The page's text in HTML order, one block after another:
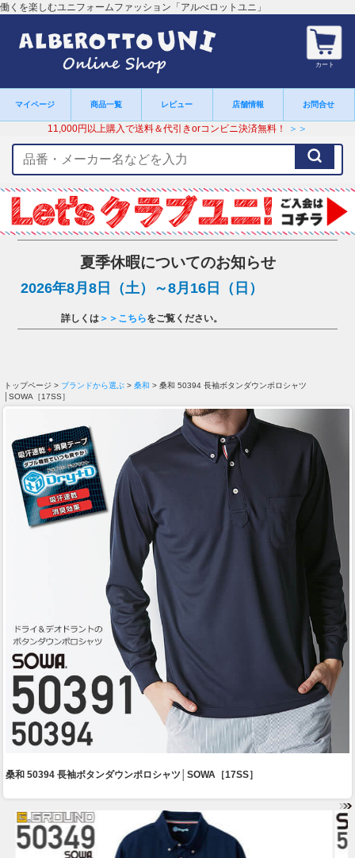
働くを楽しむユニフォームファッション「アルべロットユニ」
カート
マイページ 商品一覧 レビュー 店舗情報 お問合せ
11,000円以上購入で送料＆代引きorコンビニ決済無料！ ＞＞
ー
ワ
ー
ド
夏季休暇についてのお知らせ
2026年8月8日（土）～8月16日（日）
詳しくは ＞＞こちらをご覧ください。
トップページ > ブランドから選ぶ > 桑和 > 桑和 50394 長袖ボタンダウンポロシャツ
│SOWA［17SS］
桑和 50394 長袖ボタンダウンポロシャツ│SOWA［17SS］